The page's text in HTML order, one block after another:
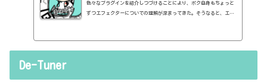
色々なプラグインを紹介しつづけることにより、ボク自身もちょっと
ずつエフェクターについての理解が深まってきた。そうなると、エフ
De-Tuner